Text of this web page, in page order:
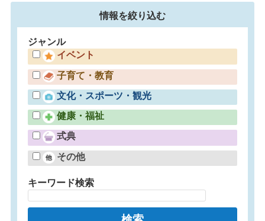
情報を絞り込む
ジャンル
イベント
子育て・教育
文化・スポーツ・観光
健康・福祉
式典
その他
キーワード検索